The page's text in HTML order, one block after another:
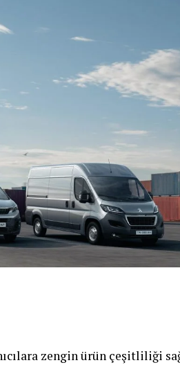
zengin ürün çeşitliliği